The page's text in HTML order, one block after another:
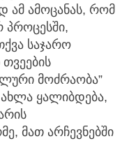
ამ ამოცანას, რომ
პროცესში,
საჯარო
მოძრაობა”
ყალიბდება,
მათ არჩევნებში